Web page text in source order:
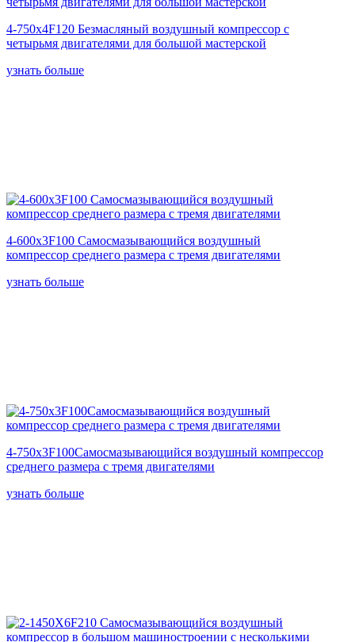
4-750x4F120 Безмасляный воздушный компрессор с
четырьмя двигателями для большой мастерской
узнать больше
4-600x3F100 Самосмазывающийся воздушный
компрессор среднего размера с тремя двигателями
узнать больше
4-750x3F100Самосмазывающийся воздушный компрессор
среднего размера с тремя двигателями
узнать больше